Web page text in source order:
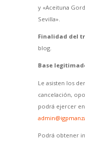
y «Aceituna
Sevilla».
Finalidad del
blog.
Base
Le asisten los
cancelación,
podrá ejercer
Podrá obtener